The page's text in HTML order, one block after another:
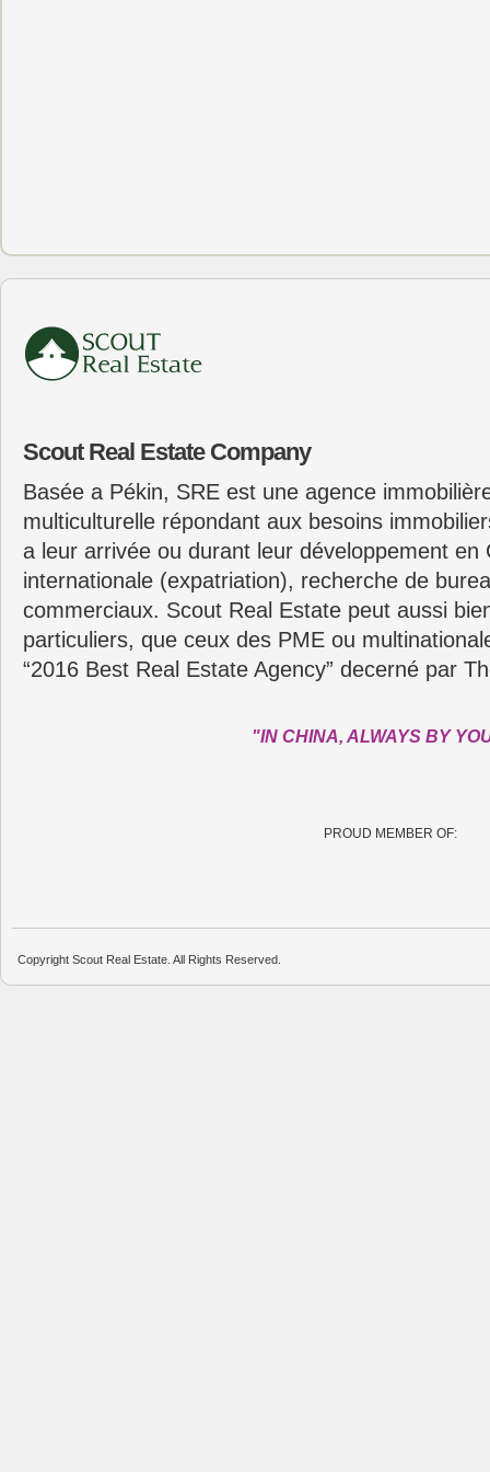
Scout Real Estate Company
Basée a Pékin, SRE est une agence
multiculturelle répondant aux besoins
a leur arrivée ou durant leur développement en
internationale (expatriation), recherche de
commerciaux. Scout Real Estate peut aussi
particuliers, que ceux des PME ou
“2016 Best Real Estate Agency” decerné par
"IN CHINA, ALWAYS BY
PROUD MEMBER OF:
Copyright Scout Real Estate. All Rights Reserved.